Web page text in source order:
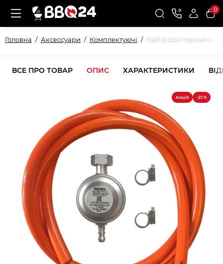
0
Головна Аксессуари Комплектуючі Набір для
ВСЕ ПРО ТОВАР ОПИС ХАРАКТЕРИСТИКИ
Акція -21 %